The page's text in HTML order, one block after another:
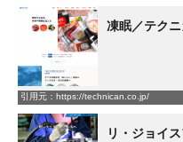
凍眠／テク
引用元：https://technican.co.jp/
リ・ジョイ